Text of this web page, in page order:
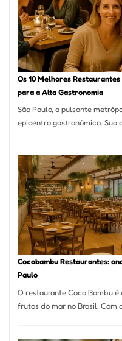
Os 10 Melhores
para a Alta Gastronomia
São Paulo, a pulsante
epicentro gastronômico. Sua
Cocobambu Restaurantes:
Paulo
O restaurante Coco Bambu
frutos do mar no Brasil. Com